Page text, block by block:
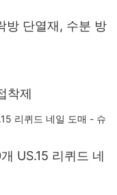
방 단열재, 수분 방
착제
US.15 리퀴드 네